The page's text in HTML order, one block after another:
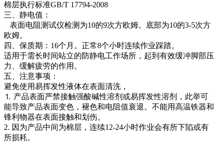
棉层执行标准GB/T 17794-2008
三、静电值：
表面电阻测试仪检测为10的9次方欧姆。底部为10的3-5次方
欧姆。
四、保质期：16个月。正常8个小时连续作业踩踏。
适用于需长时间站立的防静电工作场所，起到有效缓冲脚部压
力、缓解疲劳的作用。
五、注意事项：
避免使用易挥发性液体在表面清洗，
⒈ 产品表面严禁接触强酸碱性溶剂或易挥发性溶剂，此举可
能导致产品表面变色，褪色和电阻值衰退。不能用高温铁器和
锋利物器在表面接触和划伤。
2. 因为产品中间为棉层，连续12-24小时作业会有所下陷或有
所损耗。